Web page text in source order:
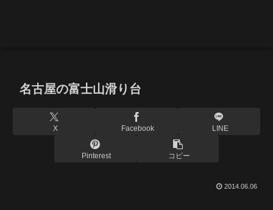
名古屋の富士山滑り台
X Facebook LINE
Pinterest コピー
2014.06.06